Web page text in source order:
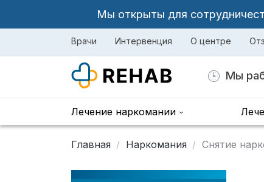
Мы открыты для
Врачи Интервенция О центре
Мы
Лечение наркомании
Главная Наркомания Снятие